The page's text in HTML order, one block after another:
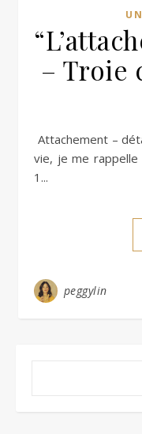
– Troie
vie, je me rappelle
1...
peggylin